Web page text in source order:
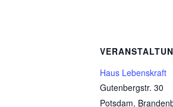
Haus Lebenskraft
Gutenbergstr. 30
Potsdam,